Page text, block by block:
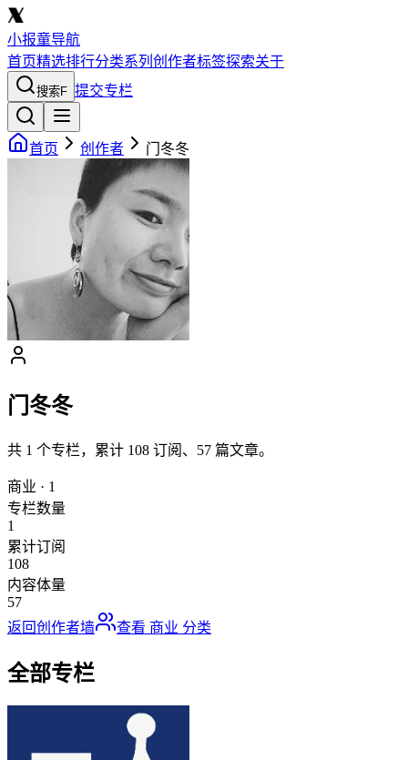
小报童导航
首页精选排行分类系列 创作者标签探索关于
搜索F 提交专栏
首页 创作者 门冬冬
门冬冬
共 1 个专栏，累计 108 订阅、 57 篇文章。
商业 · 1
专栏数量
1
累计订阅
108
内容体量
57
返回创作者墙
查看 商业 分类
全部专栏